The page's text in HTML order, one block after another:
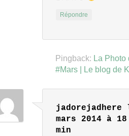
Répondre
Pingback: La Photo
#Mars | Le blog de
jadorejadhere
mars 2014 à
min